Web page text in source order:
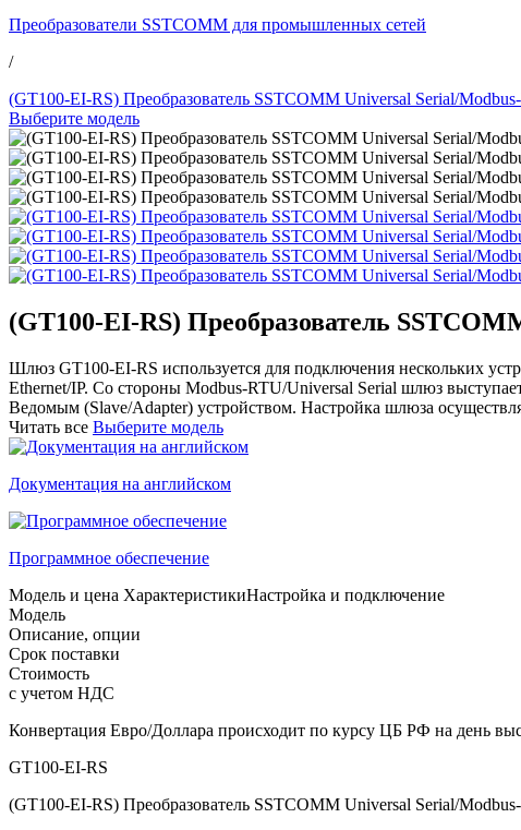
Преобразователи SSTCOMM для промышленных сетей
/
(GT100-EI-RS) Преобразователь SSTCOMM Universal Serial/
Выберите модель
(GT100-EI-RS) Преобразователь
Шлюз GT100-EI-RS используется для подключения нескольких
Ethernet/IP. Со стороны Modbus-RTU/Universal Serial шлюз
Ведомым (Slave/Adapter) устройством. Настройка шлюза
Читать все Выберите модель
Документация на английском
Программное обеспечение
Модель и цена ХарактеристикиНастройка и подключение
Модель
Описание, опции
Срок поставки
Стоимость
с учетом НДС
Конвертация Евро/Доллара происходит по курсу ЦБ РФ на день
GT100-EI-RS
(GT100-EI-RS) Преобразователь SSTCOMM Universal Serial/